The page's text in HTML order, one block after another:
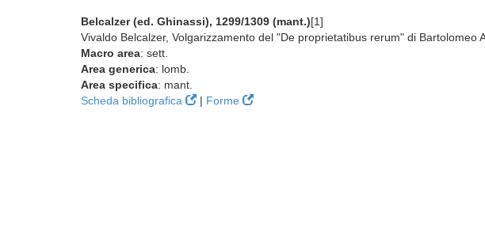
Belcalzer (ed. Ghinassi), 1299/1309 (mant.)[1]
Vivaldo Belcalzer, Volgarizzamento del "De proprietatibus rerum" di Bartolomeo
Macro area: sett.
Area generica: lomb.
Area specifica: mant.
Scheda bibliografica
| Forme